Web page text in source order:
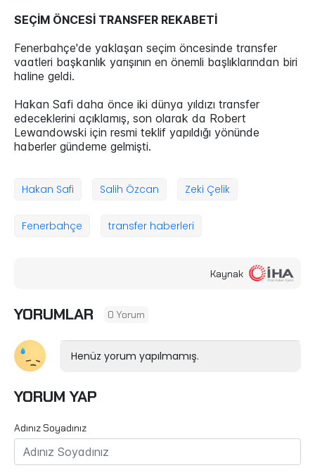
SEÇİM ÖNCESİ TRANSFER REKABETİ
Fenerbahçe'de yaklaşan seçim öncesinde transfer
vaatleri başkanlık yarışının en önemli başlıklarından biri
haline geldi.
Hakan Safi daha önce iki dünya yıldızı transfer
edeceklerini açıklamış, son olarak da Robert
Lewandowski için resmi teklif yapıldığı yönünde
haberler gündeme gelmişti.
Hakan Safi Salih Özcan Zeki Çelik
Fenerbahçe transfer haberleri
Kaynak
YORUMLAR 0 Yorum
Henüz yorum yapılmamış.
YORUM YAP
Adınız Soyadınız